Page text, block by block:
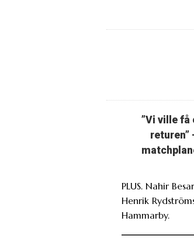
”Vi ville
returen”
PLUS. Nahir
Henrik
Hammarby.